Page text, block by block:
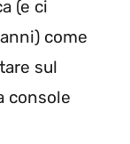
(e ci
come
sul
console